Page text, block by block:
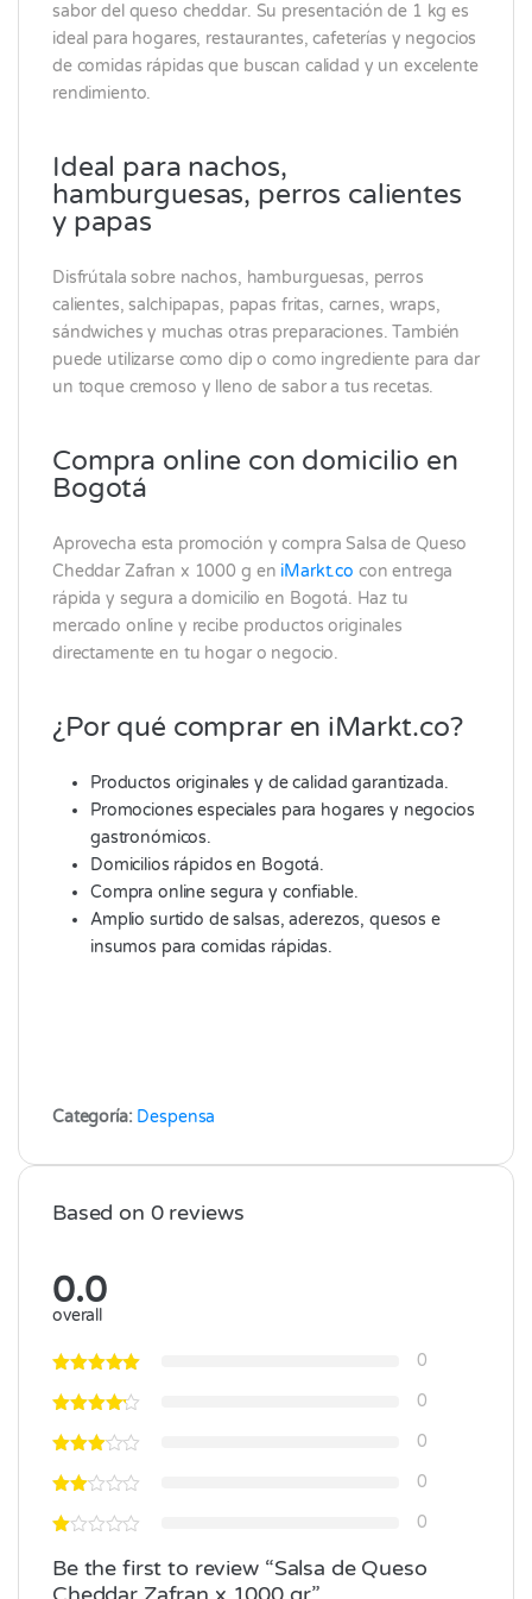
sabor del queso cheddar. Su presentación de 1 kg es
ideal para hogares, restaurantes, cafeterías y negocios
de comidas rápidas que buscan calidad y un excelente
rendimiento.
Ideal para nachos,
hamburguesas, perros calientes
y papas
Disfrútala sobre nachos, hamburguesas, perros
calientes, salchipapas, papas fritas, carnes, wraps,
sándwiches y muchas otras preparaciones. También
puede utilizarse como dip o como ingrediente para dar
un toque cremoso y lleno de sabor a tus recetas.
Compra online con domicilio en
Bogotá
Aprovecha esta promoción y compra Salsa de Queso
Cheddar Zafran x 1000 g en iMarkt.co con entrega
rápida y segura a domicilio en Bogotá. Haz tu
mercado online y recibe productos originales
directamente en tu hogar o negocio.
¿Por qué comprar en iMarkt.co?
Productos originales y de calidad garantizada.
Promociones especiales para hogares y negocios
gastronómicos.
Domicilios rápidos en Bogotá.
Compra online segura y confiable.
Amplio surtido de salsas, aderezos, quesos e
insumos para comidas rápidas.
Categoría: Despensa
Based on 0 reviews
0.0
overall
0
0
0
0
0
Be the first to review “Salsa de Queso